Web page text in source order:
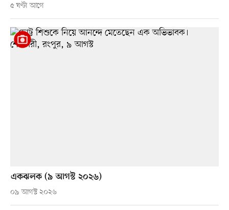
৫ ঘণ্টা আগে
একঝলক (৯ আগস্ট ২০২৬)
০৯ আগস্ট ২০২৬